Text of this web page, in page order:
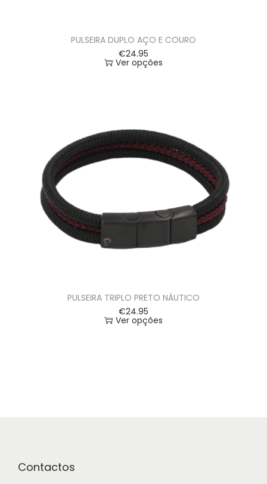
PULSEIRA DUPLO AÇO E COURO
€24.95
Ver opções
PULSEIRA TRIPLO PRETO NÁUTICO
€24.95
Ver opções
Contactos